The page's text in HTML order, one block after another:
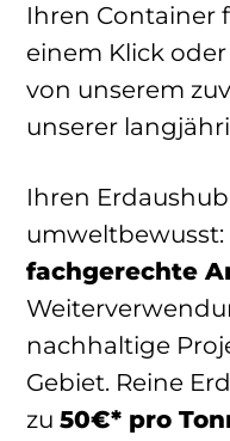
Ihren Container
einem Klick
von unserem
unserer
Ihren
fachgerechte
nachhaltige
Gebiet. Reine
zu 50€* pro